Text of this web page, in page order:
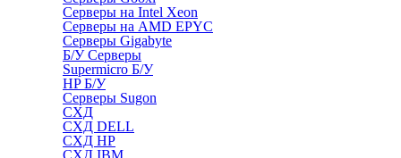
Серверы на Intel Xeon
Серверы на AMD EPYC
Серверы Gigabyte
Б/У Серверы
Supermicro Б/У
HP Б/У
Серверы Sugon
СХД
СХД DELL
СХД HP
СХД IBM